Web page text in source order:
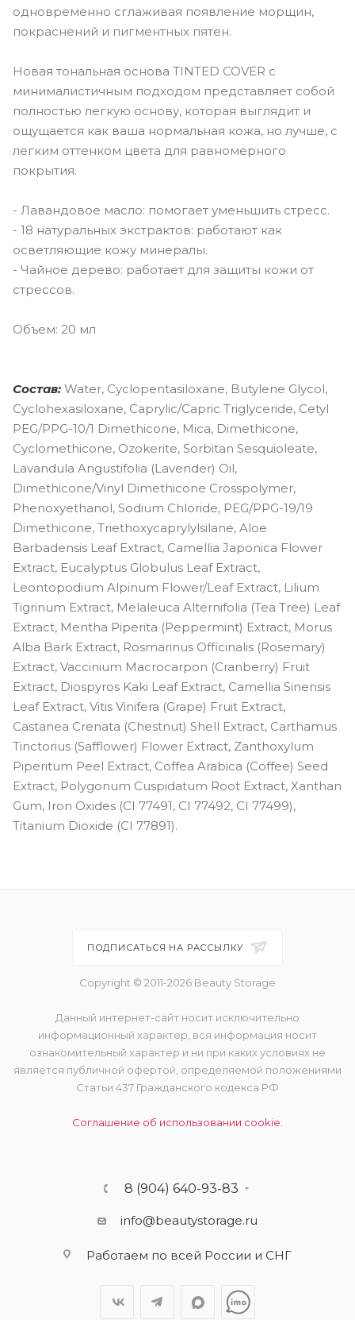
одновременно сглаживая появление морщин,
покраснений и пигментных пятен.
Новая тональная основа TINTED COVER с
минималистичным подходом представляет собой
полностью легкую основу, которая выглядит и
ощущается как ваша нормальная кожа, но лучше, с
легким оттенком цвета для равномерного
покрытия.
- Лавандовое масло: помогает уменьшить стресс.
- 18 натуральных экстрактов: работают как
осветляющие кожу минералы.
- Чайное дерево: работает для защиты кожи от
стрессов.
Объем: 20 мл
Состав: Water, Cyclopentasiloxane, Butylene Glycol,
Cyclohexasiloxane, Caprylic/Capric Triglyceride, Cetyl
PEG/PPG-10/1 Dimethicone, Mica, Dimethicone,
Cyclomethicone, Ozokerite, Sorbitan Sesquioleate,
Lavandula Angustifolia (Lavender) Oil,
Dimethicone/Vinyl Dimethicone Crosspolymer,
Phenoxyethanol, Sodium Chloride, PEG/PPG-19/19
Dimethicone, Triethoxycaprylylsilane, Aloe
Barbadensis Leaf Extract, Camellia Japonica Flower
Extract, Eucalyptus Globulus Leaf Extract,
Leontopodium Alpinum Flower/Leaf Extract, Lilium
Tigrinum Extract, Melaleuca Alternifolia (Tea Tree) Leaf
Extract, Mentha Piperita (Peppermint) Extract, Morus
Alba Bark Extract, Rosmarinus Officinalis (Rosemary)
Extract, Vaccinium Macrocarpon (Cranberry) Fruit
Extract, Diospyros Kaki Leaf Extract, Camellia Sinensis
Leaf Extract, Vitis Vinifera (Grape) Fruit Extract,
Castanea Crenata (Chestnut) Shell Extract, Carthamus
Tinctorius (Safflower) Flower Extract, Zanthoxylum
Piperitum Peel Extract, Coffea Arabica (Coffee) Seed
Extract, Polygonum Cuspidatum Root Extract, Xanthan
Gum, Iron Oxides (CI 77491, CI 77492, CI 77499),
Titanium Dioxide (CI 77891).
ПОДПИСАТЬСЯ НА РАССЫЛКУ
Copyright © 2011-2026 Beauty Storage
Данный интернет-сайт носит исключительно
информационный характер, вся информация носит
ознакомительный характер и ни при каких условиях не
является публичной офертой, определяемой положениями
Статьи 437 Гражданского кодекса РФ
Соглашение об использовании cookie.
8 (904) 640-93-83
info@beautystorage.ru
Работаем по всей России и СНГ